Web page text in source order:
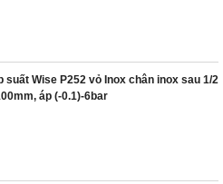
suất Wise P252 vỏ Inox chân inox sau 1/2
áp (-0.1)-6bar